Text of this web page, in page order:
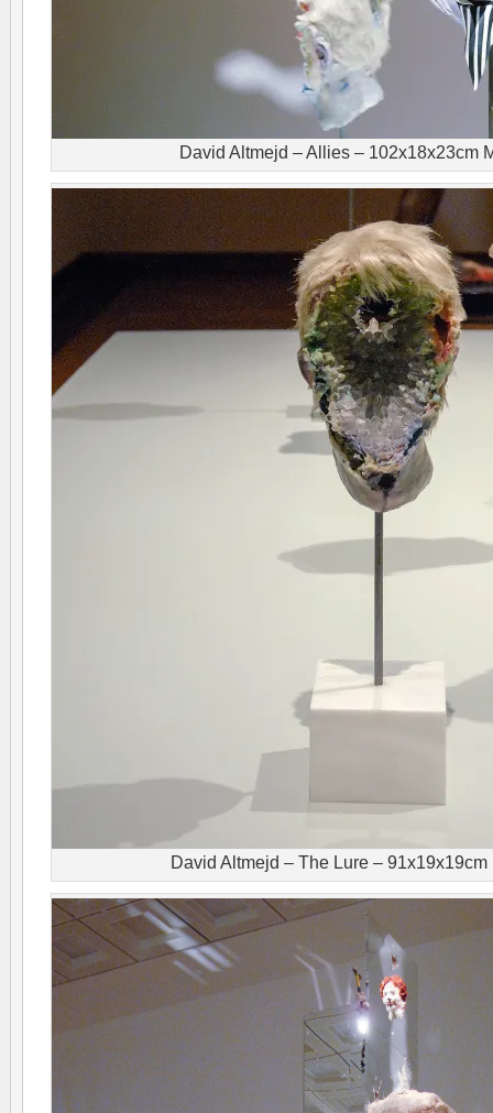
David Altmejd – Allies – 102x18x23cm
David Altmejd – The Lure –